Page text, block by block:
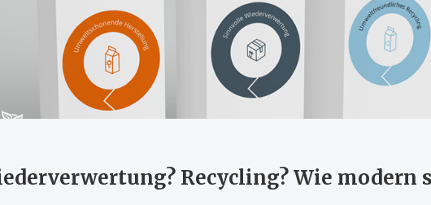
Recycling? Wie modern